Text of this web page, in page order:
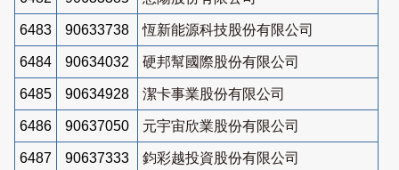
6483 90633738 恆新能源科技股份有限公司
6484 90634032 硬邦幫國際股份有限公司
6485 90634928 潔卡事業股份有限公司
6486 90637050 元宇宙欣業股份有限公司
6487 90637333 鈞彩越投資股份有限公司